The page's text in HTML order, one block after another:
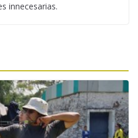
innecesarias.